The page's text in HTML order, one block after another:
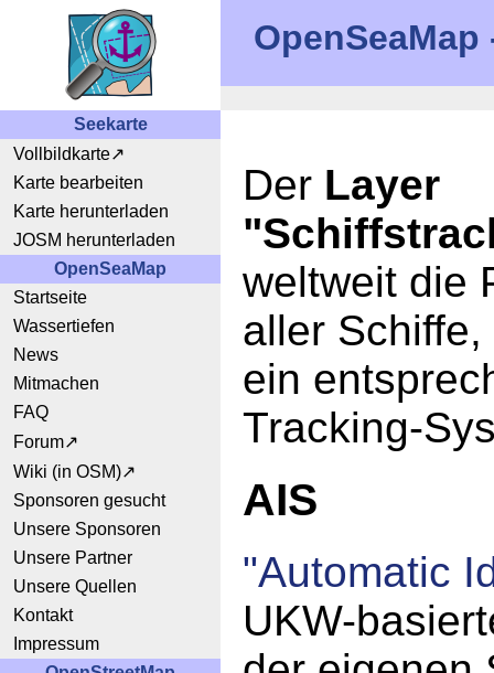
Seekarte
Vollbildkarte
Karte bearbeiten
Karte herunterladen
JOSM herunterladen
OpenSeaMap
Startseite
Wassertiefen
News
Mitmachen
FAQ
Forum
Wiki (in OSM)
Sponsoren gesucht
Unsere Sponsoren
Unsere Partner
Unsere Quellen
Kontakt
Impressum
Der Layer
weltweit die
aller
ein
Tracking-
AIS
"Automatic
UKW-